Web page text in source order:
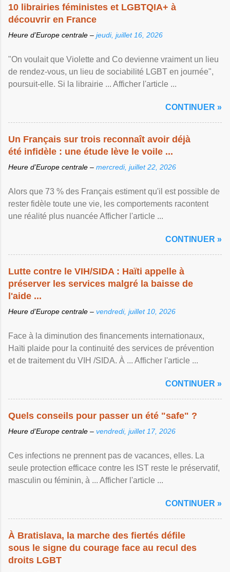
10 librairies féministes et LGBTQIA+ à
découvrir en France
Heure d’Europe centrale – jeudi, juillet 16, 2026
"On voulait que Violette and Co devienne vraiment un lieu
de rendez-vous, un lieu de sociabilité LGBT en journée",
poursuit-elle. Si la librairie ... Afficher l'article ...
CONTINUER »
Un Français sur trois reconnaît avoir déjà
été infidèle : une étude lève le voile ...
Heure d’Europe centrale – mercredi, juillet 22, 2026
Alors que 73 % des Français estiment qu'il est possible de
rester fidèle toute une vie, les comportements racontent
une réalité plus nuancée Afficher l'article ...
CONTINUER »
Lutte contre le VIH/SIDA : Haïti appelle à
préserver les services malgré la baisse de
l'aide ...
Heure d’Europe centrale – vendredi, juillet 10, 2026
Face à la diminution des financements internationaux,
Haïti plaide pour la continuité des services de prévention
et de traitement du VIH /SIDA. À ... Afficher l'article ...
CONTINUER »
Quels conseils pour passer un été "safe" ?
Heure d’Europe centrale – vendredi, juillet 17, 2026
Ces infections ne prennent pas de vacances, elles. La
seule protection efficace contre les IST reste le préservatif,
masculin ou féminin, à ... Afficher l'article ...
CONTINUER »
À Bratislava, la marche des fiertés défile
sous le signe du courage face au recul des
droits LGBT